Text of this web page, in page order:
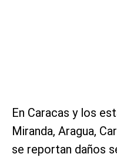
En Caracas y los
Miranda, Aragua,
se reportan daños